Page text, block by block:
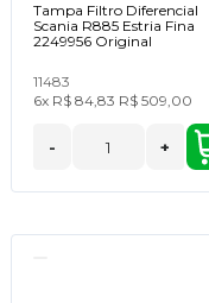
Tampa Filtro Diferencial
Scania R885 Estria Fina
2249956 Original
11483
6x R$ 84,83 R$ 509,00
- +